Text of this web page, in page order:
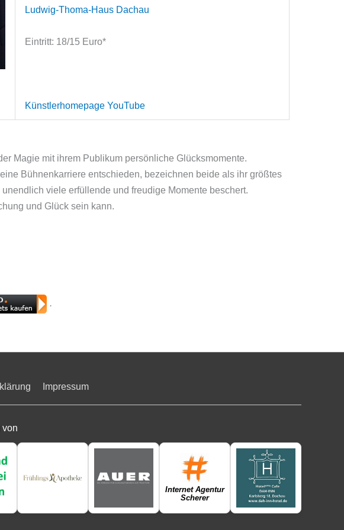
Ludwig-Thoma-Haus Dachau
Eintritt: 18/15 Euro*
Künstlerhomepage YouTube
Magie mit ihrem Publikum persönliche Glücksmomente.
Bühnenkarriere entschieden, bezeichnen beide als ihr größtes
viele erfüllende und freudige Momente beschert.
und Glück sein kann.
.
Impressum
von
Internet Agentur
Scherer